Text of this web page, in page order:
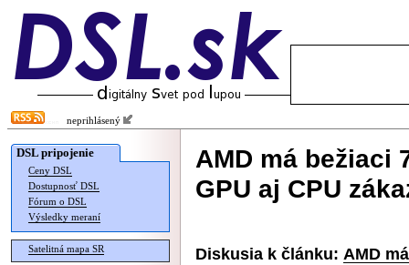
neprihlásený
DSL pripojenie
Ceny DSL
Dostupnosť DSL
Fórum o DSL
Výsledky meraní
Satelitná mapa SR
AMD má bežiaci
GPU aj CPU
Diskusia k článku: AMD